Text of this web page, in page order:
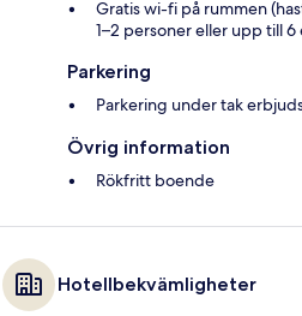
Gratis wi-fi på rummen
1–2 personer eller upp till 6
Parkering
Parkering under tak
Övrig information
Rökfritt boende
Hotellbekvämligheter